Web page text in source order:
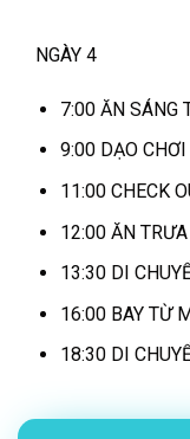
NGÀY 4
7:00 ĂN SÁNG
9:00 DẠO
11:00 CHECK
12:00 ĂN TRƯA
13:30 DI
16:00 BAY TỪ
18:30 DI